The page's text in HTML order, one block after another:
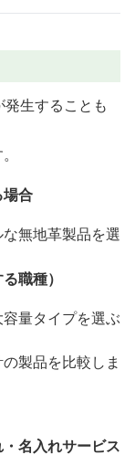
生することも
合
無地革製品を選
職種）
量タイプを選ぶ
製品を比較しま
名入れサービス